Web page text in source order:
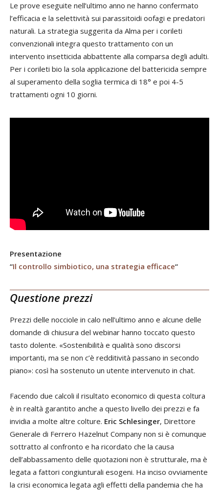
Le prove eseguite nell’ultimo anno ne hanno confermato
l’efficacia e la selettività sui parassitoidi oofagi e predatori
naturali. La strategia suggerita da Alma per i corileti
convenzionali integra questo trattamento con un
intervento insetticida abbattente alla comparsa degli adulti.
Per i corileti bio la sola applicazione del battericida sempre
al superamento della soglia termica di 18° e poi 4-5
trattamenti ogni 10 giorni.
Presentazione
“Il controllo simbiotico, una strategia efficace“
Questione prezzi
Prezzi delle nocciole in calo nell’ultimo anno e alcune delle
domande di chiusura del webinar hanno toccato questo
tasto dolente. «Sostenibilità e qualità sono discorsi
importanti, ma se non c’è redditività passano in secondo
piano»: così ha sostenuto un utente intervenuto in chat.
Facendo due calcoli il risultato economico di questa coltura
è in realtà garantito anche a questo livello dei prezzi e fa
invidia a molte altre colture. Eric Schlesinger, Direttore
Generale di Ferrero Hazelnut Company non si è comunque
sottratto al confronto e ha ricordato che la causa
dell’abbassamento delle quotazioni non è strutturale, ma è
legata a fattori congiunturali esogeni. Ha inciso ovviamente
la crisi economica legata agli effetti della pandemia che ha